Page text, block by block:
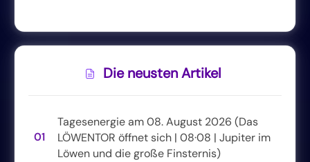
Die neusten Artikel
01
Tagesenergie am 08. August 2026 (Das
LÖWENTOR öffnet sich | 08·08 | Jupiter im
Löwen und die große Finsternis)